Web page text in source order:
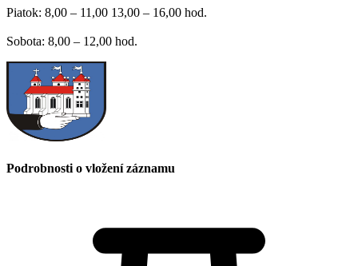
Piatok: 8,00 – 11,00 13,00 – 16,00 hod.
Sobota: 8,00 – 12,00 hod.
Podrobnosti o vložení záznamu